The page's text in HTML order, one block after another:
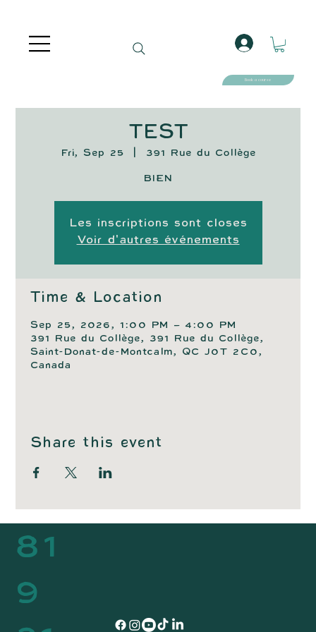
Book a course
81
9
TEST
Fri, Sep 25 391 Rue du Collège
BIEN
Les inscriptions sont closes
Voir d'autres événements
Time & Location
Sep 25, 2026, 1:00 PM – 4:00 PM
391 Rue du Collège, 391 Rue du Collège,
Saint-Donat-de-Montcalm, QC J0T 2C0,
Canada
Share this event